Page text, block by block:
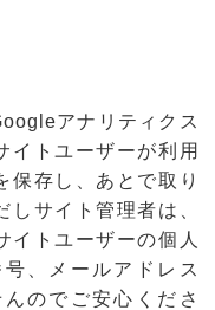
アナリティクス
イトユーザーが利用
保存し、あとで取り
サイト管理者は、
イトユーザーの個人
、メールアドレス
のでご安心くださ